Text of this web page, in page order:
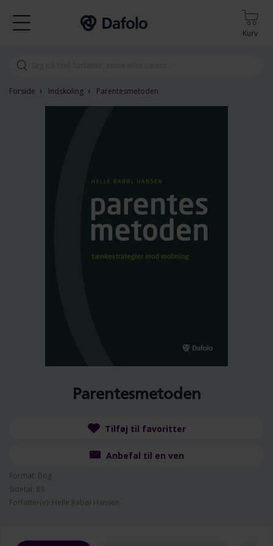
Kurv
Forside › Indskoling › Parentesmetoden
Parentesmetoden
Tilføj til favoritter
Anbefal til en ven
Format: Bog
Sidetal: 89
Forfatter(e): Helle Rabøl Hansen